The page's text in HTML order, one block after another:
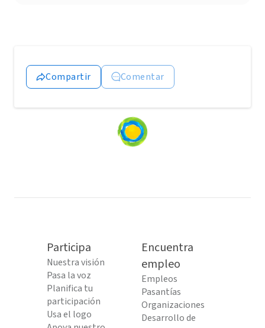
Compartir Comentar
Loading
Participa
Nuestra visión
Pasa la voz
Planifica tu
participación
Usa el logo
Encuentra
empleo
Empleos
Pasantías
Organizaciones
Desarrollo de